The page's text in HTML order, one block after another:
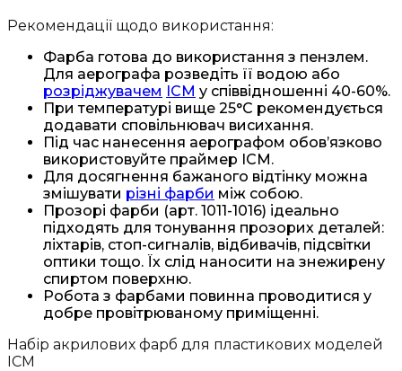
Рекомендації щодо використання:
Фарба готова до використання з пензлем.
Для аерографа розведіть її водою або
розріджувачем ICM у співвідношенні 40-60%.
При температурі вище 25°C рекомендується
додавати сповільнювач висихання.
Під час нанесення аерографом обов’язково
використовуйте праймер ICM.
Для досягнення бажаного відтінку можна
змішувати різні фарби між собою.
Прозорі фарби (арт. 1011-1016) ідеально
підходять для тонування прозорих деталей:
ліхтарів, стоп-сигналів, відбивачів, підсвітки
оптики тощо. Їх слід наносити на знежирену
спиртом поверхню.
Робота з фарбами повинна проводитися у
добре провітрюваному приміщенні.
Набір акрилових фарб для пластикових моделей
ICM